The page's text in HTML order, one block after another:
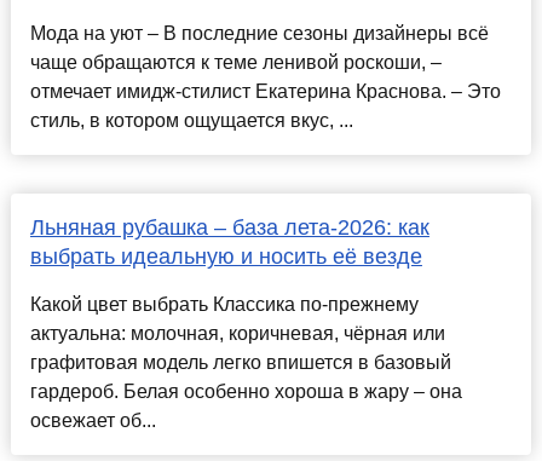
Мода на уют – В последние сезоны дизайнеры всё
чаще обращаются к теме ленивой роскоши, –
отмечает имидж-стилист Екатерина Краснова. – Это
стиль, в котором ощущается вкус, ...
Льняная рубашка – база лета-2026: как
выбрать идеальную и носить её везде
Какой цвет выбрать Классика по-прежнему
актуальна: молочная, коричневая, чёрная или
графитовая модель легко впишется в базовый
гардероб. Белая особенно хороша в жару – она
освежает об...